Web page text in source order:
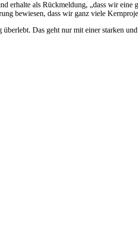
erhalte als Rückmeldung, „dass wir
bewiesen, dass wir ganz viele
Das geht nur mit einer starken